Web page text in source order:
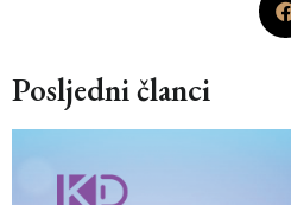
Posljedni članci